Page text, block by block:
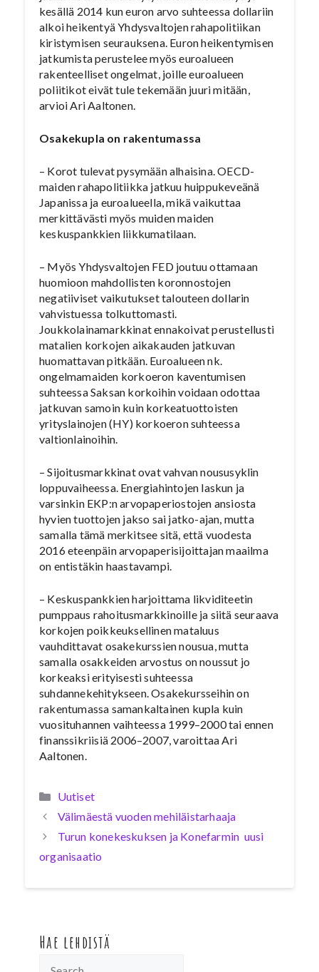
kesällä 2014 kun euron arvo suhteessa dollariin
alkoi heikentyä Yhdysvaltojen rahapolitiikan
kiristymisen seurauksena. Euron heikentymisen
jatkumista perustelee myös euroalueen
rakenteelliset ongelmat, joille euroalueen
poliitikot eivät tule tekemään juuri mitään,
arvioi Ari Aaltonen.
Osakekupla on rakentumassa
– Korot tulevat pysymään alhaisina. OECD-
maiden rahapolitiikka jatkuu huippukeveänä
Japanissa ja euroalueella, mikä vaikuttaa
merkittävästi myös muiden maiden
keskuspankkien liikkumatilaan.
– Myös Yhdysvaltojen FED joutuu ottamaan
huomioon mahdollisten koronnostojen
negatiiviset vaikutukset talouteen dollarin
vahvistuessa tolkuttomasti.
Joukkolainamarkkinat ennakoivat perustellusti
matalien korkojen aikakauden jatkuvan
huomattavan pitkään. Euroalueen nk.
ongelmamaiden korkoeron kaventumisen
suhteessa Saksan korkoihin voidaan odottaa
jatkuvan samoin kuin korkeatuottoisten
yrityslainojen (HY) korkoeron suhteessa
valtionlainoihin.
– Sijoitusmarkkinat ovat vahvan noususyklin
loppuvaiheessa. Energiahintojen laskun ja
varsinkin EKP:n arvopaperiostojen ansiosta
hyvien tuottojen jakso sai jatko-ajan, mutta
samalla tämä merkitsee sitä, että vuodesta
2016 eteenpäin arvopaperisijoittajan maailma
on entistäkin haastavampi.
– Keskuspankkien harjoittama likviditeetin
pumppaus rahoitusmarkkinoille ja siitä seuraava
korkojen poikkeuksellinen mataluus
vauhdittavat osakekurssien nousua, mutta
samalla osakkeiden arvostus on noussut jo
korkeaksi erityisesti suhteessa
suhdannekehitykseen. Osakekursseihin on
rakentumassa samankaltainen kupla kuin
vuosituhannen vaihteessa 1999–2000 tai ennen
finanssikriisiä 2006–2007, varoittaa Ari
Aaltonen.
Kategoriat
Uutiset
Välimäestä vuoden mehiläistarhaaja
Turun konekeskuksen ja Konefarmin uusi
organisaatio
Hae lehdistä